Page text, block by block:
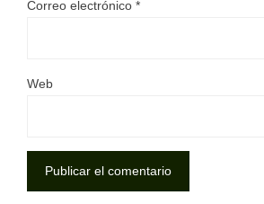
Correo electrónico *
Web